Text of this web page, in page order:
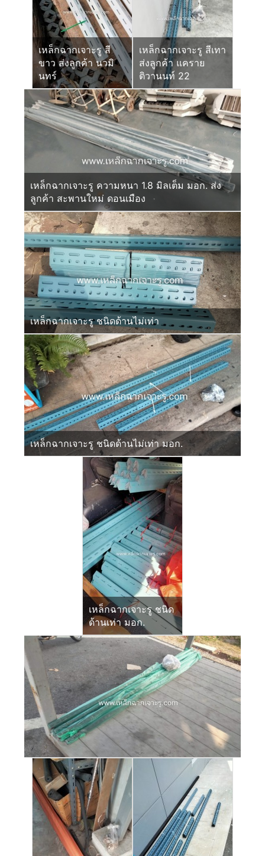
เหล็กฉากเจาะรู สี
ขาว ส่งลูกค้า นวมิ
นทร์
เหล็กฉากเจาะรู สีเทา
ส่งลูกค้า แคราย
ติวานนท์ 22
เหล็กฉากเจาะรู ความหนา 1.8 มิลเต็ม มอก. ส่ง
ลูกค้า สะพานใหม่ ดอนเมือง
เหล็กฉากเจาะรู ชนิดด้านไม่เท่า
เหล็กฉากเจาะรู ชนิดด้านไม่เท่า มอก.
เหล็กฉากเจาะรู ชนิด
ด้านเท่า มอก.